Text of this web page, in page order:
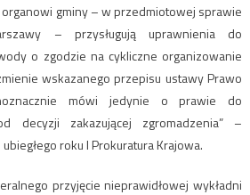
organowi gminy – w przedmiotowej sprawie
– przysługują uprawnienia do
o zgodzie na cykliczne organizowanie
wskazanego przepisu ustawy Prawo
mówi jedynie o prawie do
decyzji zakazującej zgromadzenia” –
roku l Prokuratura Krajowa.
przyjęcie nieprawidłowej wykładni